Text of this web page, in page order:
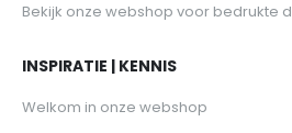
Bekijk onze webshop voor bedrukte
INSPIRATIE | KENNIS
Welkom in onze webshop